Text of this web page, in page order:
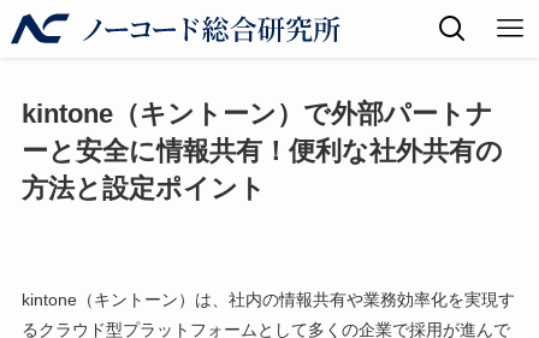
kintone（キントーン）で外部パートナ
ーと安全に情報共有！便利な社外共有の
方法と設定ポイント
kintone（キントーン）は、社内の情報共有や業務効率化を実現す
るクラウド型プラットフォームとして多くの企業で採用が進んで